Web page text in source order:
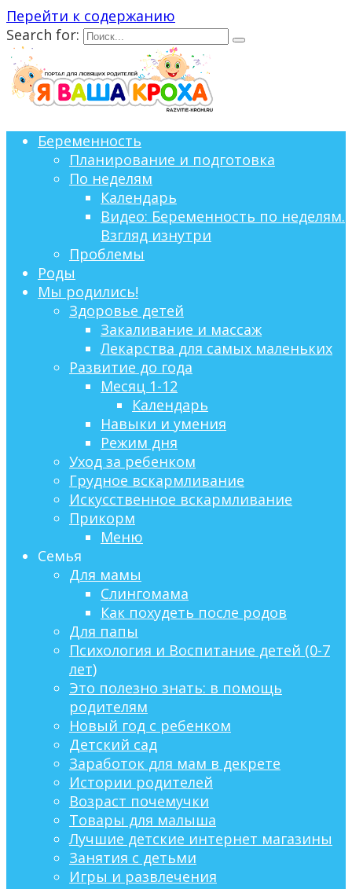
Перейти к содержанию
Search for:
Беременность
Планирование и подготовка
По неделям
Календарь
Видео: Беременность по неделям.
Взгляд изнутри
Проблемы
Роды
Мы родились!
Здоровье детей
Закаливание и массаж
Лекарства для самых маленьких
Развитие до года
Месяц 1-12
Календарь
Навыки и умения
Режим дня
Уход за ребенком
Грудное вскармливание
Искусственное вскармливание
Прикорм
Меню
Семья
Для мамы
Слингомама
Как похудеть после родов
Для папы
Психология и Воспитание детей (0-7
лет)
Это полезно знать: в помощь
родителям
Новый год с ребенком
Детский сад
Заработок для мам в декрете
Истории родителей
Возраст почемучки
Товары для малыша
Лучшие детские интернет магазины
Занятия с детьми
Игры и развлечения